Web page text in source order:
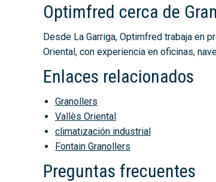
Optimfred cerca de
Desde La Garriga, Optimfred trabaja en
Oriental, con experiencia en oficinas,
Enlaces relacionados
Granollers
Vallès Oriental
climatización industrial
Fontain Granollers
Preguntas frecuentes